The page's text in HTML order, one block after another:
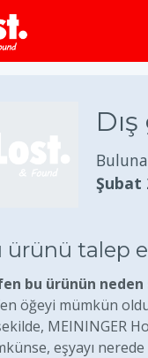
Şubat
ürünü talep
bu ürünün
öğeyi mümkün
MEININGER
eşyayı